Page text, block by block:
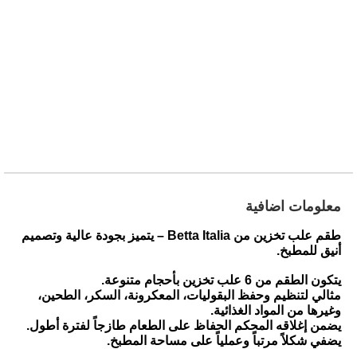
معلومات اضافية
طقم علب تخزين من Betta Italia – يتميز بجودة عالية وتصميم
أنيق للمطبخ.
يتكون الطقم من 6 علب تخزين بأحجام متنوعة.
مثالي لتنظيم وحفظ البقوليات، المعكرونة، السكر، الطحين،
وغيرها من المواد الغذائية.
يضمن إغلاقه المحكم الحفاظ على الطعام طازجاً لفترة أطول.
يضفي شكلاً مرتباً وعملياً على مساحة المطبخ.